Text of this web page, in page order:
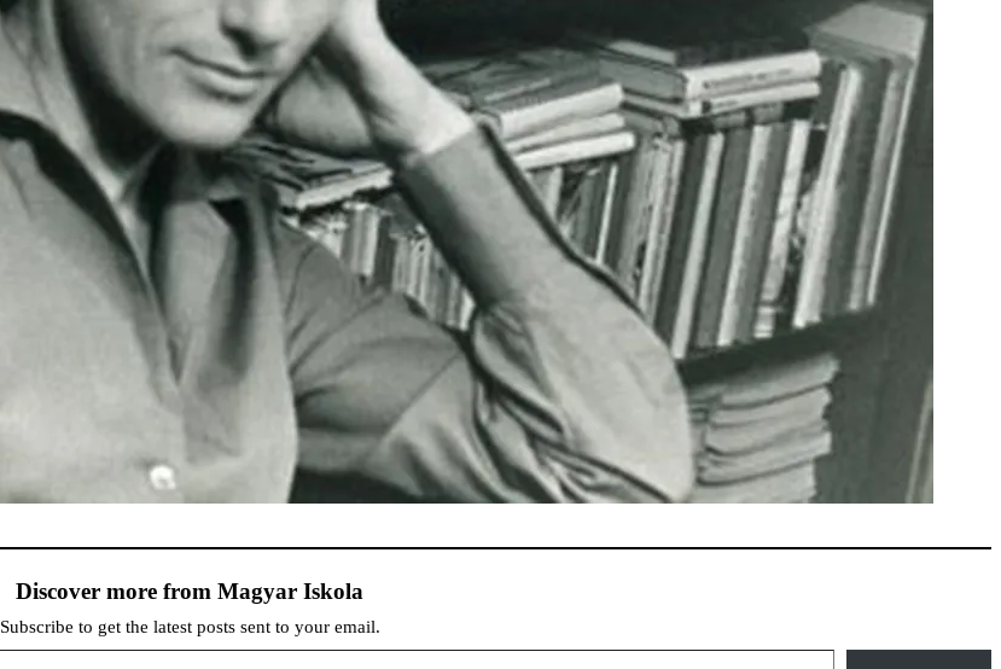
Discover more from Magyar Iskola
Subscribe to get the latest posts sent to your email.